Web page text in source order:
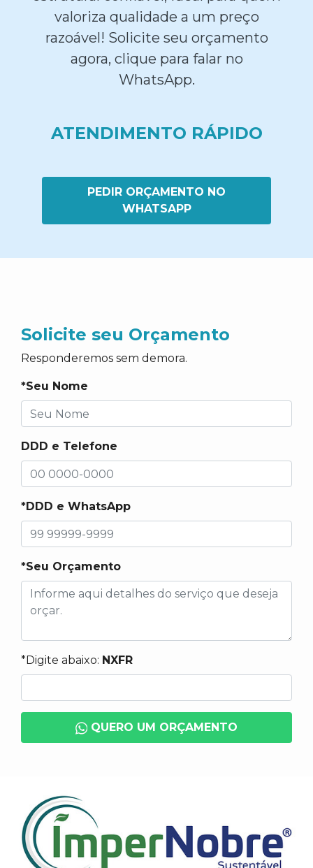
valoriza qualidade a um preço
razoável! Solicite seu orçamento
agora, clique para falar no
WhatsApp.
ATENDIMENTO RÁPIDO
PEDIR ORÇAMENTO NO
WHATSAPP
Solicite seu Orçamento
Responderemos sem demora.
*Seu Nome
DDD e Telefone
*DDD e WhatsApp
*Seu Orçamento
*Digite abaixo: NXFR
QUERO UM ORÇAMENTO